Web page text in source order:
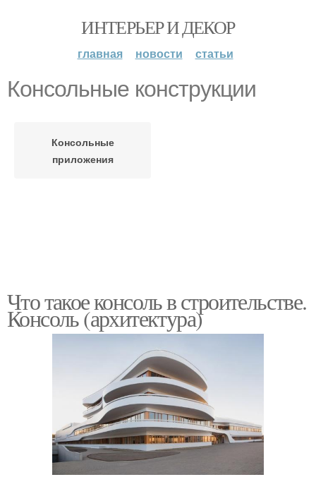
ИНТЕРЬЕР И ДЕКОР
главная новости статьи
Консольные конструкции
Консольные
приложения
Что такое консоль в строительстве.
Консоль (архитектура)